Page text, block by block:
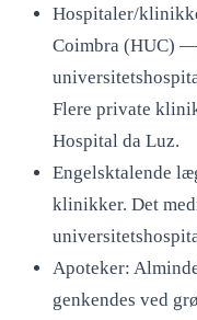
Hospitaler/
Coimbra (HUC)
Flere private
Hospital da Luz.
Engelsktalende
klinikker. Det
Apoteker:
genkendes ved